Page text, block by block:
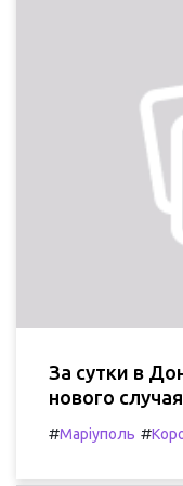
За сутки в
нового
#Маріуполь #